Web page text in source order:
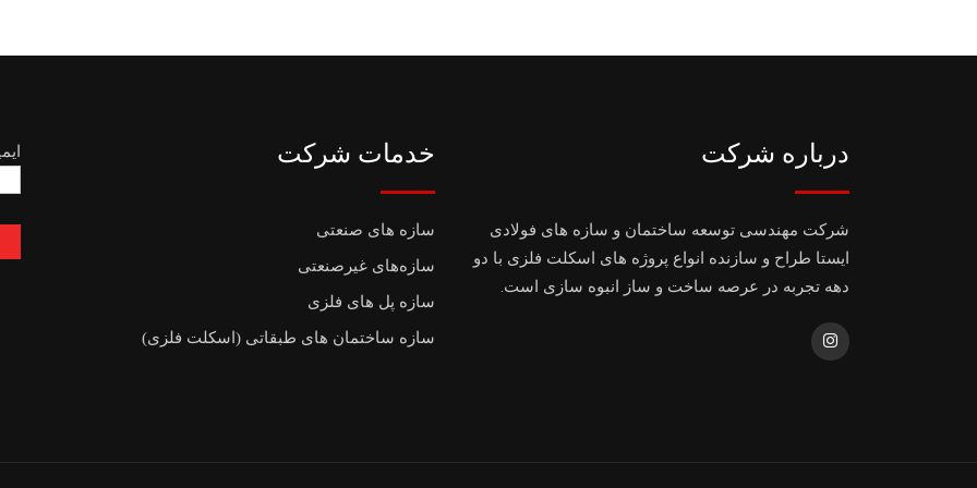
درباره شرکت
شرکت مهندسی توسعه ساختمان و سازه های فولادی
ایستا طراح و سازنده انواع پروژه های اسکلت فلزی با دو
دهه تجربه در عرصه ساخت و ساز انبوه سازی است.
خدمات شرکت
سازه های صنعتی
سازه‌های غیرصنعتی
سازه پل های فلزی
سازه ساختمان های طبقاتی (اسکلت فلزی)